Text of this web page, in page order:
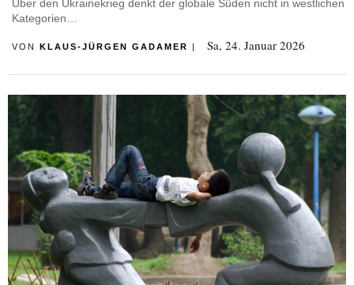
Über den Ukrainekrieg denkt der globale Süden nicht in westlichen
Kategorien…
VON KLAUS-JÜRGEN GADAMER Sa, 24. Januar 2026